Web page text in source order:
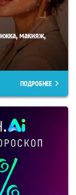
макияж,
ПОДРОБНЕЕ